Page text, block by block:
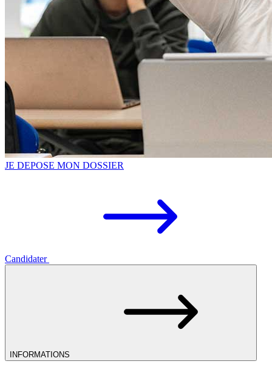
JE DEPOSE MON DOSSIER
Candidater
INFORMATIONS